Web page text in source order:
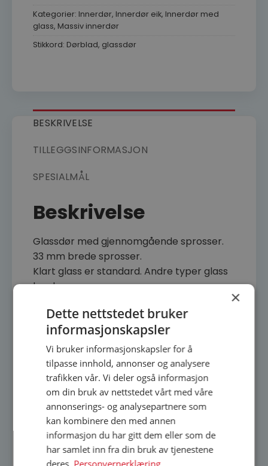
Kategorier: Innerdør, Innerdør eik, Innerdør med
glass, Massiv innerdør
Stikkord: Dørblad, glassdør
BESKRIVELSE
TILLEGGSINFORMASJON
SPESIALMÅL
Beskrivelse
Glassdør med gjennomgående sprosser.
33 mm brede sprosser.
Klart glass er standard. Andre typer glass
kan leveres.
1146 løftehengsler
110 mm ramtrebredde.
20 mm fyllingstykkelse
Leveres ubehandlet, lakkert,
hvitpigmentert
Priset med eike karm.
Priset som ubehandlet.
Standardmål (Alle dører)
Høyde: 189-199-209cm
×
Dette nettstedet bruker
informasjonskapsler
Vi bruker informasjonskapsler for å
tilpasse innhold, annonser og analysere
trafikken vår. Vi deler også informasjon
om din bruk av nettstedet vårt med våre
annonserings- og analysepartnere som
kan kombinere den med annen
informasjon du har gitt dem eller som de
har samlet inn fra din bruk av tjenestene
deres. Personvernerklæring